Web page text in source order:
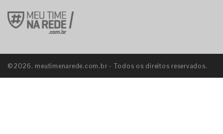
©2026. meutimenarede.com.br - Todos os direitos reservados.